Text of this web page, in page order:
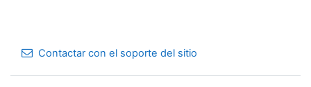
Contactar con el soporte del sitio